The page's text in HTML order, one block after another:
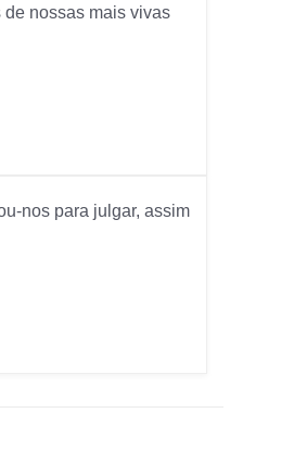
nossas mais vivas
nos para julgar, assim